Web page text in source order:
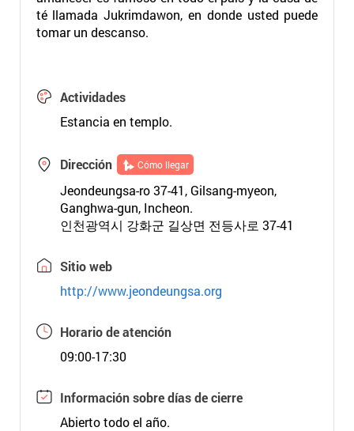
té llamada Jukrimdawon, en donde usted puede
tomar un descanso.
Actividades
Estancia en templo.
Dirección Cómo llegar
Jeondeungsa-ro 37-41, Gilsang-myeon,
Ganghwa-gun, Incheon.
인천광역시 강화군 길상면 전등사로 37-41
Sitio web
http://www.jeondeungsa.org
Horario de atención
09:00-17:30
Información sobre días de cierre
Abierto todo el año.